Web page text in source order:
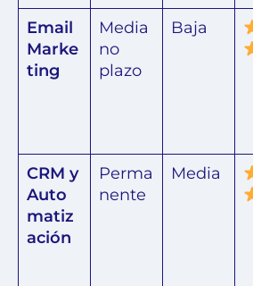
Email
Marke
ting
Media
no
plazo
Baja
CRM y
Auto
matiz
ación
Perma
nente
Media